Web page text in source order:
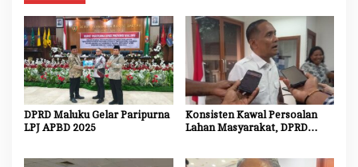
DPRD Maluku Gelar Paripurna
LPJ APBD 2025
Konsisten Kawal Persoalan
Lahan Masyarakat, DPRD